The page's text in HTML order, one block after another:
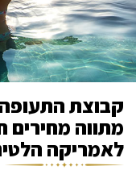
מתווה
לאמריקה